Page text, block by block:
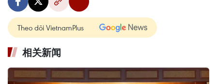
Theo dõi VietnamPlus
相关新闻